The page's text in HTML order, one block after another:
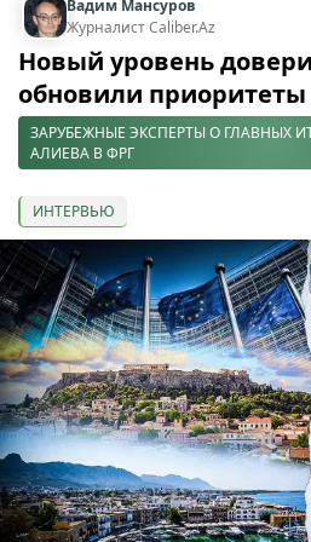
Вадим Мансуров
Журналист Caliber.Az
Новый уровень
обновили приоритеты
ЗАРУБЕЖНЫЕ ЭКСПЕРТЫ О ГЛАВНЫХ
АЛИЕВА В ФРГ
ИНТЕРВЬЮ